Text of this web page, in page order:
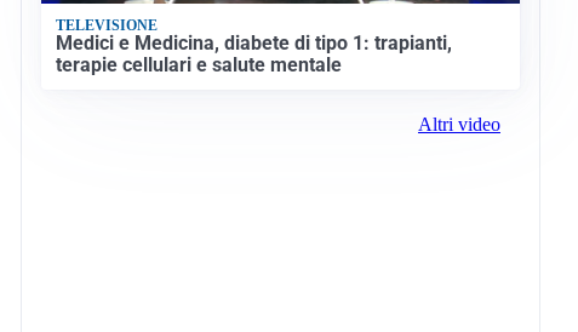
TELEVISIONE
Medici e Medicina, diabete di tipo 1: trapianti,
terapie cellulari e salute mentale
Altri video